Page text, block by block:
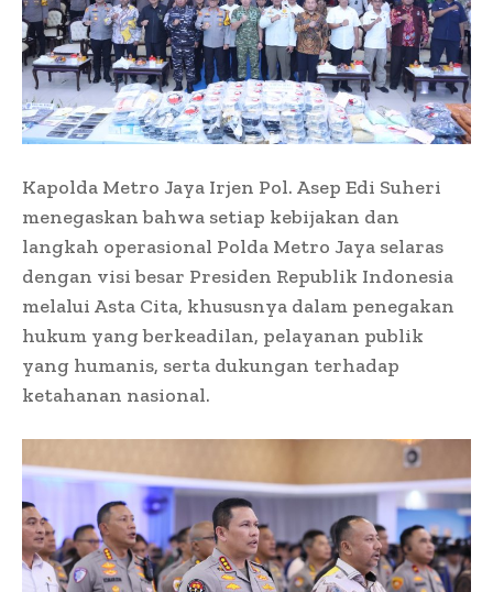
Kapolda Metro Jaya Irjen Pol. Asep Edi Suheri
menegaskan bahwa setiap kebijakan dan
langkah operasional Polda Metro Jaya selaras
dengan visi besar Presiden Republik Indonesia
melalui Asta Cita, khususnya dalam penegakan
hukum yang berkeadilan, pelayanan publik
yang humanis, serta dukungan terhadap
ketahanan nasional.